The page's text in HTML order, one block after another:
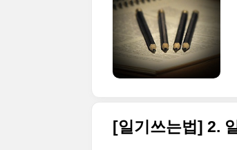
[일기쓰는법] 2.